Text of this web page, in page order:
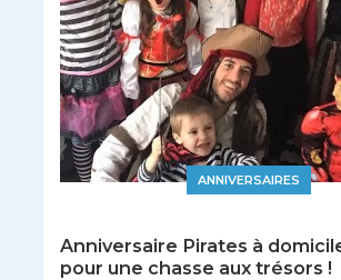
ANNIVERSAIRES
Anniversaire Pirates à
pour une chasse aux trésors !